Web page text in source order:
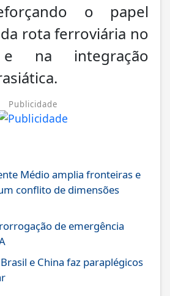
o papel
rota ferroviária no
e na integração
Publicidade
Médio amplia fronteiras e
conflito de dimensões
de emergência
e China faz paraplégicos